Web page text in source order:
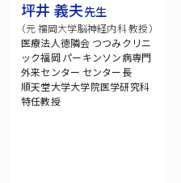
坪井 義夫先生
（元 福岡大学脳神経内科 教授）
医療法人徳隣会 つつみクリニ
ック福岡 パーキンソン病専門
外来センター センター長
順天堂大学大学院医学研究科
特任教授